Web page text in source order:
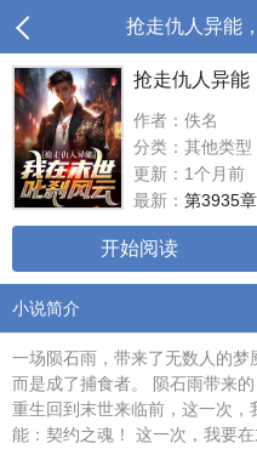
抢走仇人异能
抢走仇人异能
作者：佚名
分类：其他类型
更新：1个月前
最新： 第3935章
开始阅读
小说简介
一场陨石雨，带来了无数人的梦
而是成了捕食者。 陨石雨带来
重生回到末世来临前，这一次
能：契约之魂！ 这一次，我要在